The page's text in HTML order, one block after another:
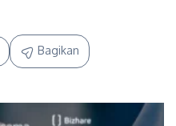
Bagikan